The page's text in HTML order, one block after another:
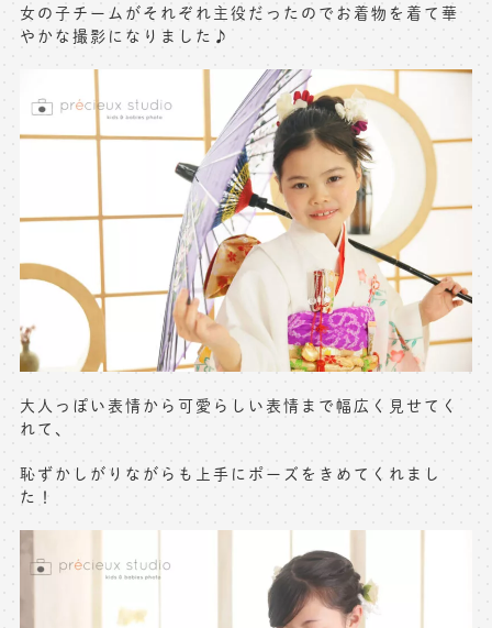
料金シミュレーション
お問い合わせ窓口
店舗情報についてはお手数ですが
各店舗までお問い合わせください
toiawase@precieux-studio.com
※上記アドレスは総合窓口となります
[営業時間] 9:00～17:00
[定休日] 土日祝日
女の子チームがそれぞれ主役だったのでお着物を着て華
やかな撮影になりました♪
大人っぽい表情から可愛らしい表情まで幅広く見せてく
れて、
恥ずかしがりながらも上手にポーズをきめてくれまし
た！